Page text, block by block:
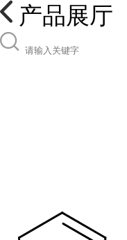
产品展厅